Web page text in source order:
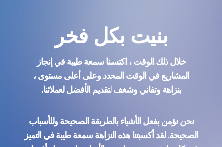
بنيت بكل فخر
خلال ذلك الوقت ، اكتسبنا سمعة طيبة في إنجاز
المشاريع في الوقت المحدد وعلى أعلى مستوى ،
بنزاهة وتفاني وشغف لتقديم الأفضل لعملائنا.
نحن نؤمن بفعل الأشياء بالطريقة الصحيحة وللأسباب
الصحيحة. لقد أكسبتنا هذه النزاهة سمعة طيبة في التميز